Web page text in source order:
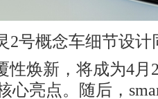
2号概念车细节设计
性焕新，将成为4月
心亮点。随后，